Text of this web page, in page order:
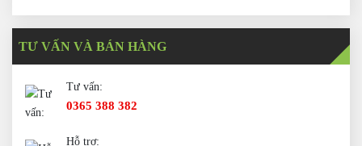
TƯ VẤN VÀ BÁN HÀNG
Tư vấn:
0365 388 382
Hỗ trợ: